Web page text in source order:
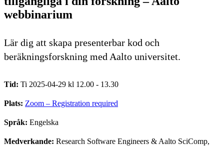
webbinarium
Lär dig att skapa presenterbar kod och
beräkningsforskning med Aalto universitet.
Tid: Ti 2025-04-29 kl 12.00 - 13.30
Plats: Zoom – Registration required
Språk: Engelska
Medverkande: Research Software Engineers & Aalto SciComp,